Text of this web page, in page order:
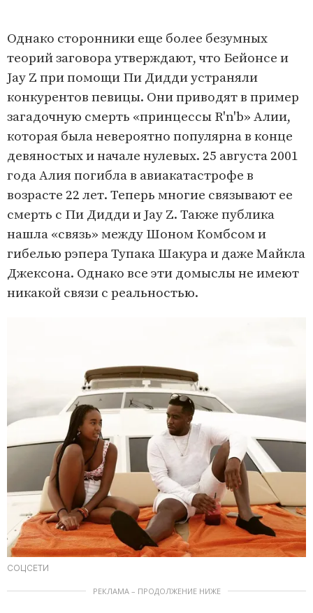
Однако сторонники еще более безумных
теорий заговора утверждают, что Бейонсе и
Jay Z при помощи Пи Дидди устраняли
конкурентов певицы. Они приводят в пример
загадочную смерть «принцессы R'n'b» Алии,
которая была невероятно популярна в конце
девяностых и начале нулевых. 25 августа 2001
года Алия погибла в авиакатастрофе в
возрасте 22 лет. Теперь многие связывают ее
смерть с Пи Дидди и Jay Z. Также публика
нашла «связь» между Шоном Комбсом и
гибелью рэпера Тупака Шакура и даже Майкла
Джексона. Однако все эти домыслы не имеют
никакой связи с реальностью.
СОЦСЕТИ
РЕКЛАМА – ПРОДОЛЖЕНИЕ НИЖЕ